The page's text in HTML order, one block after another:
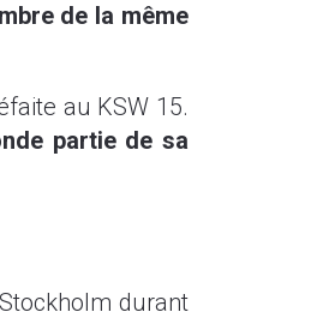
de la même
au KSW 15.
partie de sa
durant